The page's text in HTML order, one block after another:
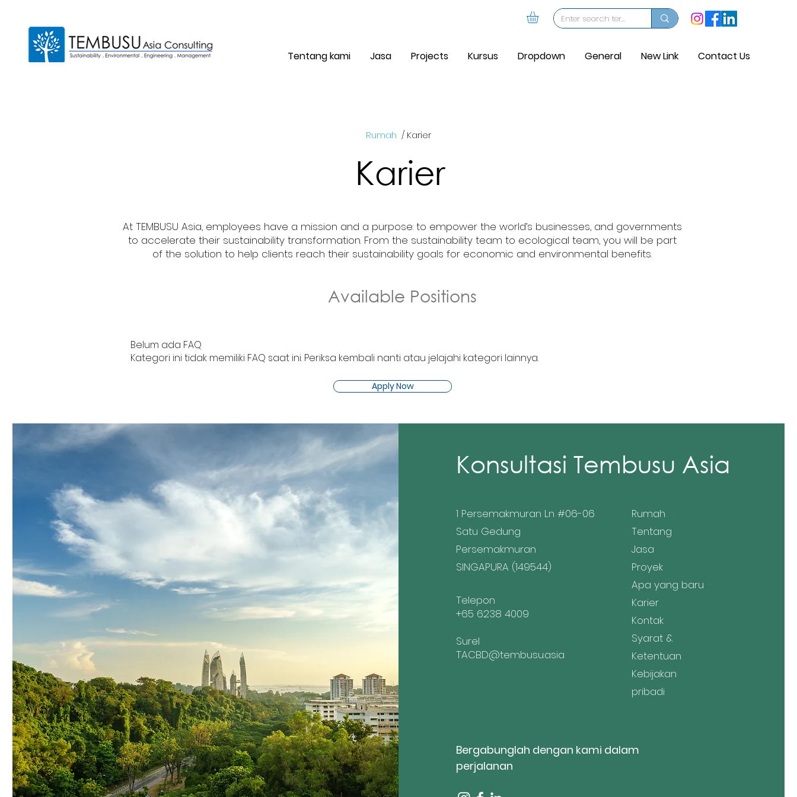
Tentang kami Jasa Projects Kursus Dropdown General New Link Contact Us
Rumah / Karier
Karier
At TEMBUSU Asia, employees have a mission and a purpose: to empower the world’s businesses, and governments
to accelerate their sustainability transformation. From the sustainability team to ecological team, you will be part
of the solution to help clients reach their sustainability goals for economic and environmental benefits.
Available Positions
Belum ada FAQ
Kategori ini tidak memiliki FAQ saat ini. Periksa kembali nanti atau jelajahi kategori lainnya.
Apply Now
Konsultasi Tembusu Asia
1 Persemakmuran Ln #06-06
Satu Gedung
Persemakmuran
SINGAPURA (149544)
Telepon
+65 6238 4009
Surel
TACBD@tembusu.asia
Rumah
Tentang
Jasa
Proyek
Apa yang baru
Karier
Kontak
Syarat &
Ketentuan
Kebijakan
pribadi
Bergabunglah dengan kami dalam
perjalanan